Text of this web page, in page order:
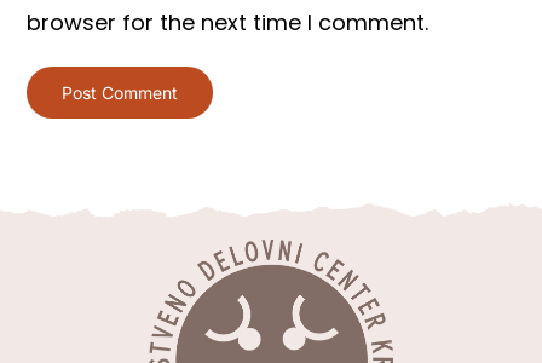
browser for the next time I comment.